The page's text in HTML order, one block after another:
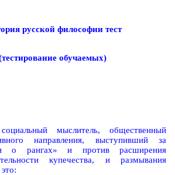
русской философии тест
обучаемых)
мыслитель, общественный
направления, выступивший за
о рангах» и против расширения
купечества, и размывания